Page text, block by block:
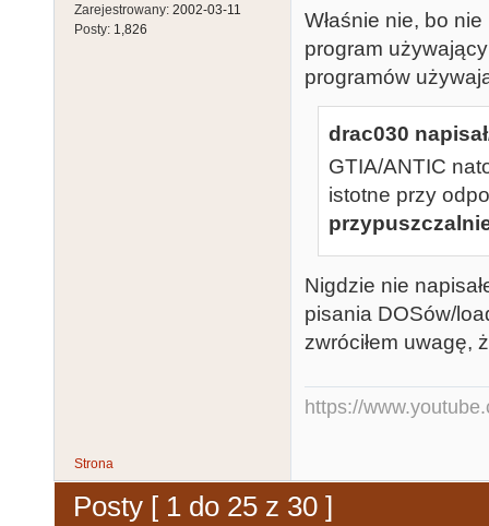
Zarejestrowany: 2002-03-11
Posty: 1,826
Właśnie nie, bo
program
programów
drac030
GTIA/ANTIC
istotne przy
Nigdzie nie
pisania DOSów/
zwróciłem uwagę,
https://
Strona
Posty [ 1 do 25 z 30 ]